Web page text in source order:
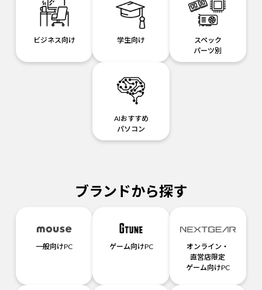
ビジネス向け 学生向け
スペック
パーツ別
AIおすすめ
パソコン
ブランドから探す
一般向けPC ゲーム向けPC
オンライン・
直営店限定
ゲーム向けPC